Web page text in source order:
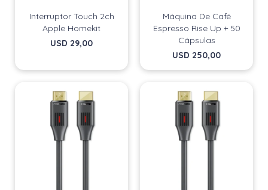
Interruptor Touch 2ch
Apple Homekit
USD 29,00
Máquina De Café
Espresso Rise Up + 50
Cápsulas
USD 250,00
* sujeto a aprobación crediticia. El monto disponible
puede variar por comercio
* sujeto a aprobación crediticia. El monto disponible
puede variar por comercio